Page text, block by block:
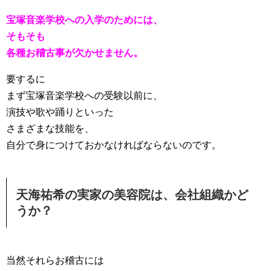
宝塚音楽学校への入学のためには、
そもそも
各種お稽古事が欠かせません。
要するに
まず宝塚音楽学校への受験以前に、
演技や歌や踊りといった
さまざまな技能を、
自分で身につけておかなければならないのです。
天海祐希の実家の美容院は、会社組織かど
うか？
当然それらお稽古には